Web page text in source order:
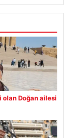
olan Doğan ailesi